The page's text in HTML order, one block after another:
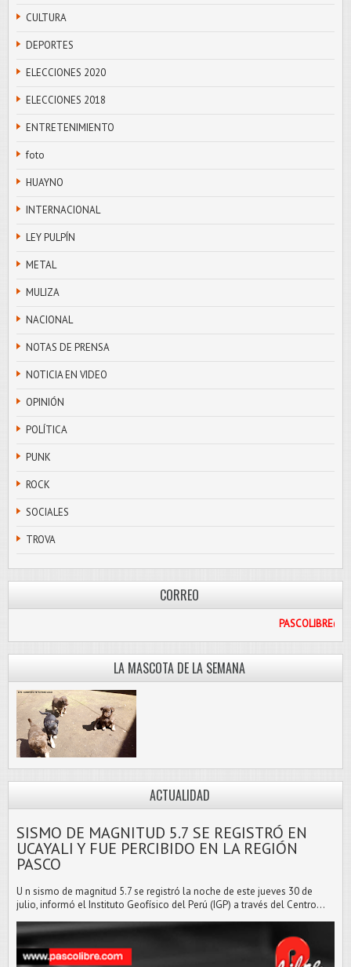
CULTURA
DEPORTES
ELECCIONES 2020
ELECCIONES 2018
ENTRETENIMIENTO
foto
HUAYNO
INTERNACIONAL
LEY PULPÍN
METAL
MULIZA
NACIONAL
NOTAS DE PRENSA
NOTICIA EN VIDEO
OPINIÓN
POLÍTICA
PUNK
ROCK
SOCIALES
TROVA
CORREO
LA MASCOTA DE LA SEMANA
ACTUALIDAD
SISMO DE MAGNITUD 5.7 SE REGISTRÓ EN
UCAYALI Y FUE PERCIBIDO EN LA REGIÓN
PASCO
U n sismo de magnitud 5.7 se registró la noche de este jueves 30 de
julio, informó el Instituto Geofísico del Perú (IGP) a través del Centro...